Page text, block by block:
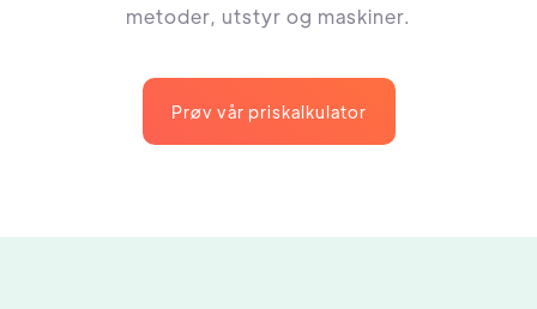
metoder, utstyr og maskiner.
Prøv vår priskalkulator